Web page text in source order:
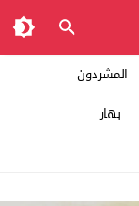
المشردون
بهار